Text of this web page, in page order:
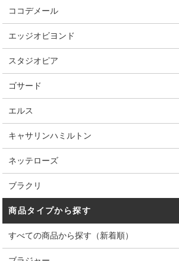
ココデメール
エッジオビヨンド
スタジオピア
ゴサード
エルス
キャサリンハミルトン
ネッテローズ
ブラクリ
商品タイプから探す
すべての商品から探す（新着順）